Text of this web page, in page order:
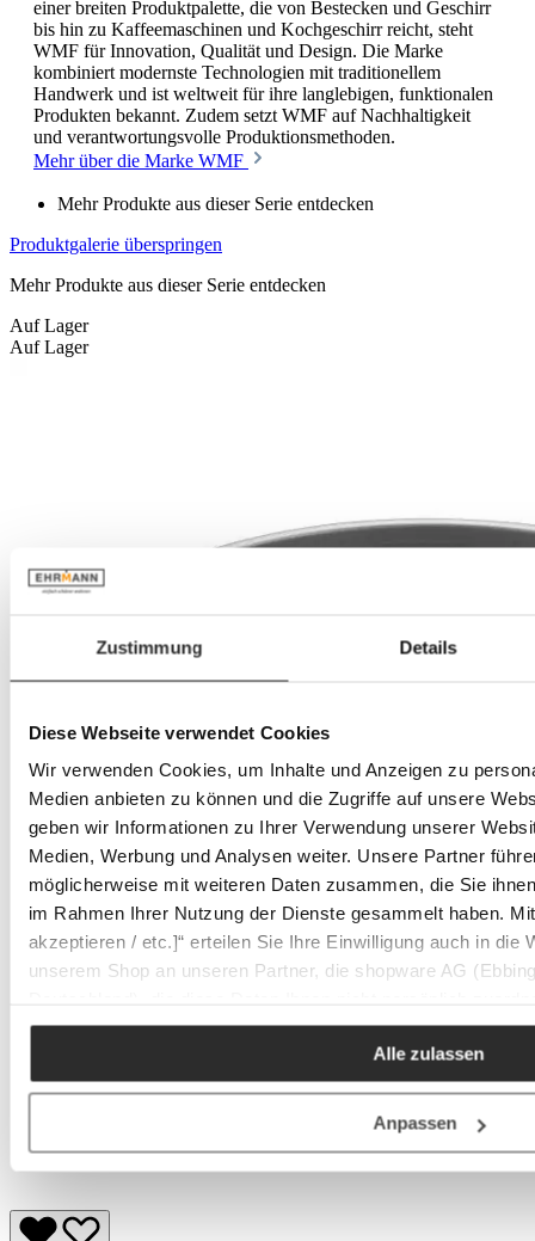
Zustimmung Details
Diese Webseite verwendet Cookies
Wir verwenden Cookies, um Inhalte und Anzeigen zu
Medien anbieten zu können und die Zugriffe auf unsere
geben wir Informationen zu Ihrer Verwendung unserer
Medien, Werbung und Analysen weiter. Unsere Partner
möglicherweise mit weiteren Daten zusammen, die Sie
im Rahmen Ihrer Nutzung der Dienste gesammelt haben.
akzeptieren / etc.]“ erteilen Sie Ihre Einwilligung auch in die
unserem Shop an unseren Partner, die shopware AG
Zwecken (z.B. Produktverbesserungen,
Alle zulassen
Anpassen
einer breiten Produktpalette, die von Bestecken und Geschirr
bis hin zu Kaffeemaschinen und Kochgeschirr reicht, steht
WMF für Innovation, Qualität und Design. Die Marke
kombiniert modernste Technologien mit traditionellem
Handwerk und ist weltweit für ihre langlebigen, funktionalen
Produkten bekannt. Zudem setzt WMF auf Nachhaltigkeit
und verantwortungsvolle Produktionsmethoden.
Mehr über die Marke WMF
Mehr Produkte aus dieser Serie entdecken
Produktgalerie überspringen
Mehr Produkte aus dieser Serie entdecken
Auf Lager
Auf Lager